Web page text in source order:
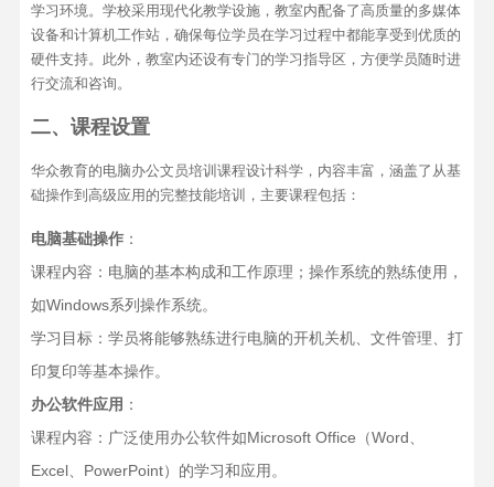
学习环境。学校采用现代化教学设施，教室内配备了高质量的多媒体
设备和计算机工作站，确保每位学员在学习过程中都能享受到优质的
硬件支持。此外，教室内还设有专门的学习指导区，方便学员随时进
行交流和咨询。
二、课程设置
华众教育的电脑办公文员培训课程设计科学，内容丰富，涵盖了从基
础操作到高级应用的完整技能培训，主要课程包括：
电脑基础操作：
课程内容：电脑的基本构成和工作原理；操作系统的熟练使用，
如Windows系列操作系统。
学习目标：学员将能够熟练进行电脑的开机关机、文件管理、打
印复印等基本操作。
办公软件应用 ：
课程内容：广泛使用办公软件如Microsoft Office（Word、
Excel、PowerPoint）的学习和应用。